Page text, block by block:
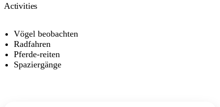
Activities
Vögel beobachten
Radfahren
Pferde-reiten
Spaziergänge